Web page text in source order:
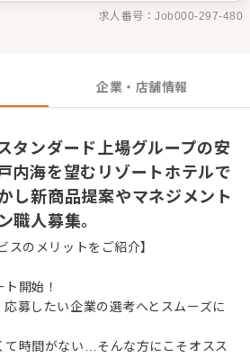
求人番号：Job000-297-480
企業・店舗情報
タンダード上場グループの安
内海を望むリゾートホテルで
し新商品提案やマネジメント
職人募集。
スのメリットをご紹介】
開始！
募したい企業の選考へとスムーズに
て時間がない…そんな方にこそオスス